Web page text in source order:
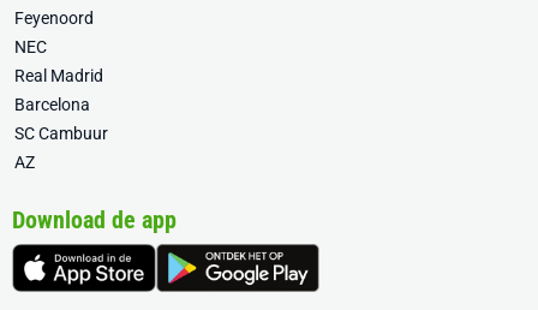
Feyenoord
NEC
Real Madrid
Barcelona
SC Cambuur
AZ
Download de app